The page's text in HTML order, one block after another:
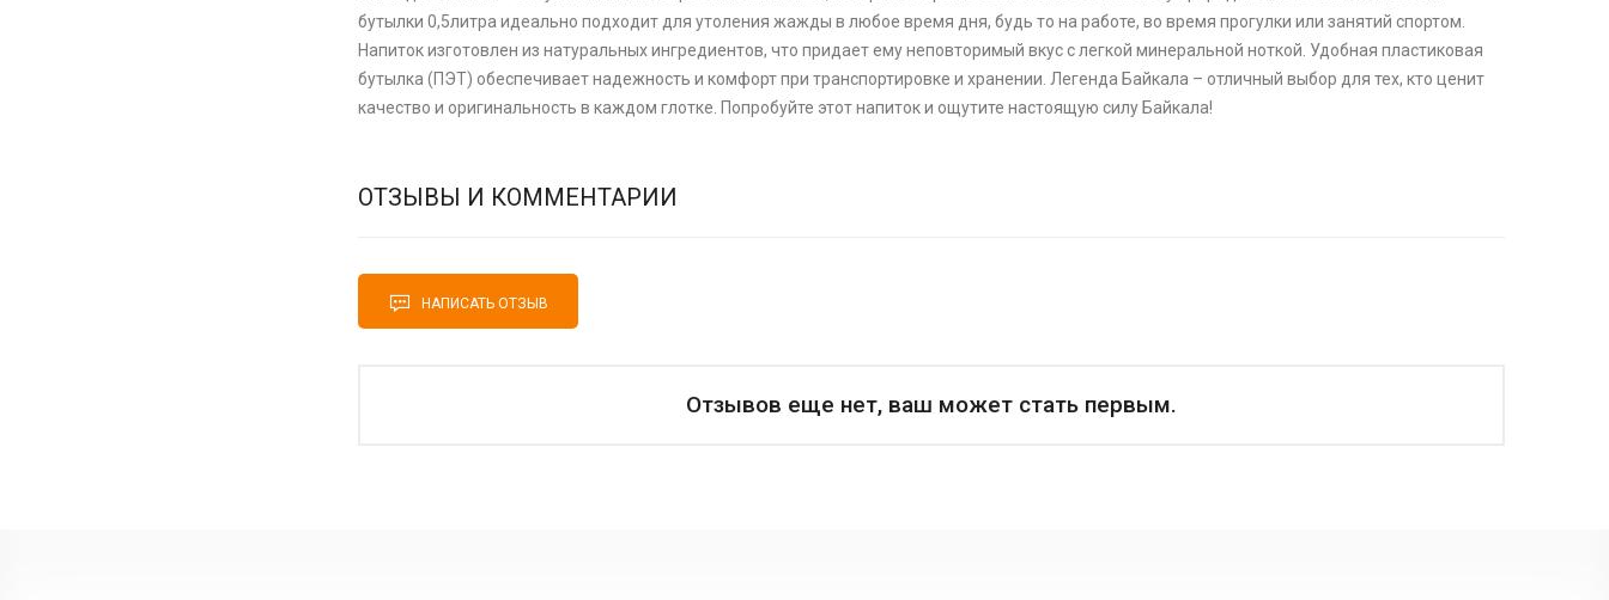
бутылки 0,5литра идеально подходит для утоления жажды в любое время дня, будь то на работе, во время прогулки или занятий спортом.
Напиток изготовлен из натуральных ингредиентов, что придает ему неповторимый вкус с легкой минеральной ноткой. Удобная пластиковая
бутылка (ПЭТ) обеспечивает надежность и комфорт при транспортировке и хранении. Легенда Байкала – отличный выбор для тех, кто ценит
качество и оригинальность в каждом глотке. Попробуйте этот напиток и ощутите настоящую силу Байкала!
ОТЗЫВЫ И КОММЕНТАРИИ
НАПИСАТЬ ОТЗЫВ
Отзывов еще нет, ваш может стать первым.